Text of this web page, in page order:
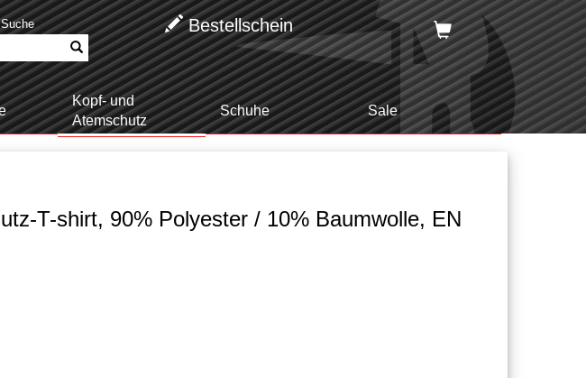
Bestellschein
Kopf- und
Atemschutz
Schuhe Sale
T-shirt, 90% Polyester / 10% Baumwolle, EN